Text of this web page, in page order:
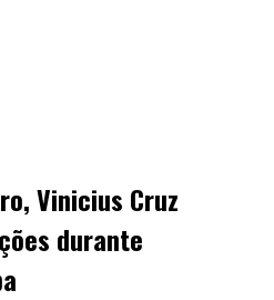
Vinicius Cruz
durante